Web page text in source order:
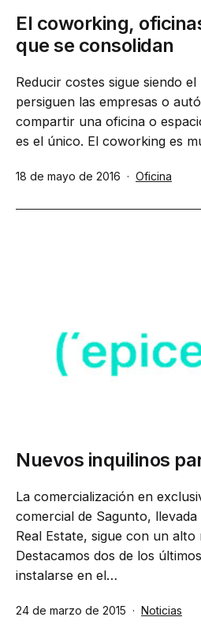
El coworking,
que se consolidan
Reducir costes sigue siendo
persiguen las empresas o
compartir una oficina o
es el único. El coworking es
Publicada
18 de mayo de 2016
Categorizado
Oficina
Nuevos inquilinos
La comercialización en
comercial de Sagunto,
Real Estate, sigue con un
Destacamos dos de los
instalarse en el…
Publicada
24 de marzo de 2015 Noticias